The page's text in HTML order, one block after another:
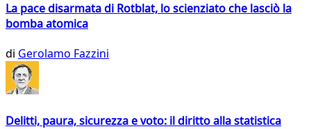
La pace disarmata di Rotblat, lo scienziato che lasciò la
bomba atomica
di Gerolamo Fazzini
Delitti, paura, sicurezza e voto: il diritto alla statistica